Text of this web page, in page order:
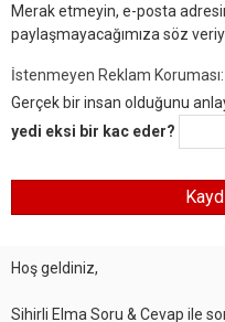
Merak etmeyin, e-posta
paylaşmayacağımıza söz
İstenmeyen Reklam Koruması:
Gerçek bir insan olduğunu
yedi eksi bir kac eder?
Hoş geldiniz,
Sihirli Elma Soru & Cevap ile